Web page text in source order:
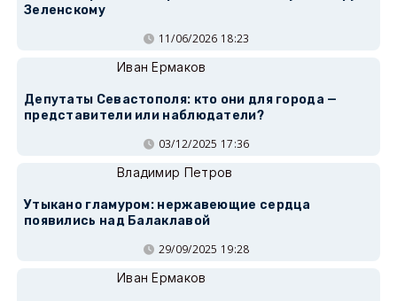
Зеленскому
11/06/2026 18:23
Иван Ермаков
Депутаты Севастополя: кто они для города —
представители или наблюдатели?
03/12/2025 17:36
Владимир Петров
Утыкано гламуром: нержавеющие сердца
появились над Балаклавой
29/09/2025 19:28
Иван Ермаков